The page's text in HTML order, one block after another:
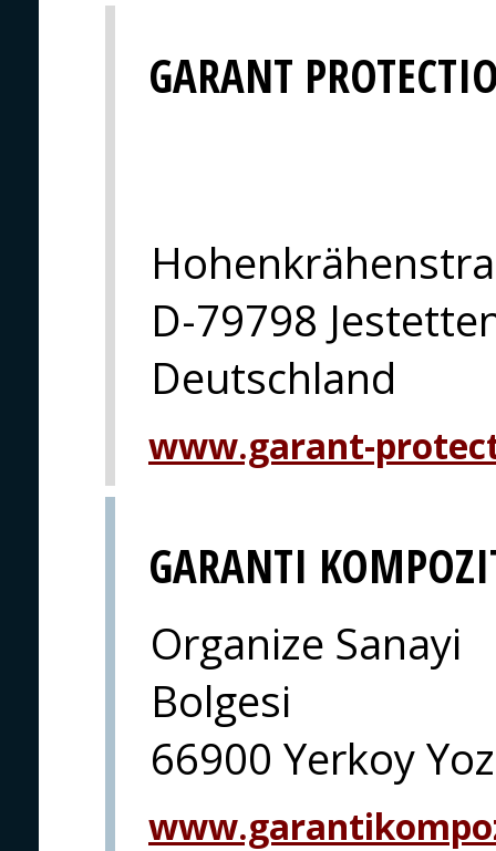
GARANT
D-79798
Deutschland
www.garant-
GARANTI
Organize Sanayi
Bolgesi
66900 Yerkoy